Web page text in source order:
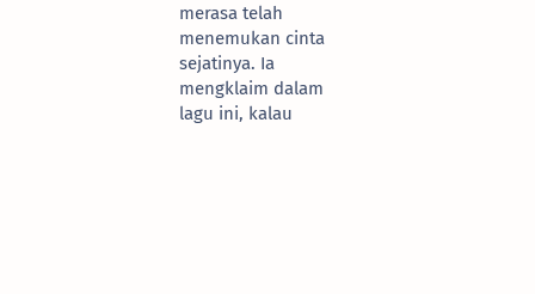
merasa telah
menemukan cinta
sejatinya. Ia
mengklaim dalam
lagu ini, kalau